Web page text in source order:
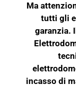
Ma
tutti gli
garanzia.
incasso di